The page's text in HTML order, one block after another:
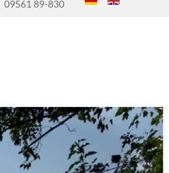
09561 89-830